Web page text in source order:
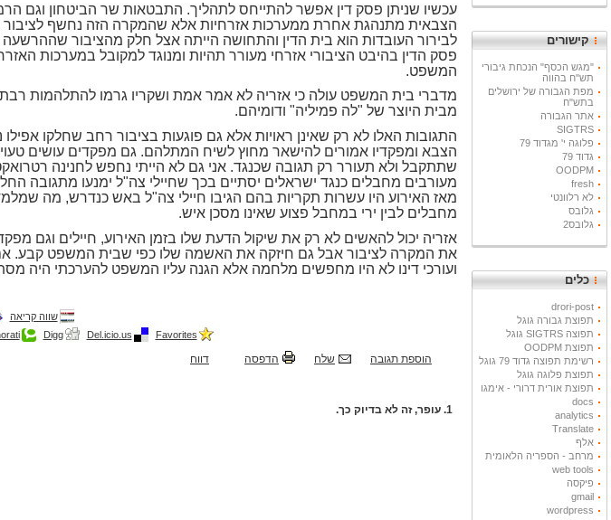
קישורים
"מגש הכסף" הנכחת גיבורי
תש"ח בהווה
מפת הגבורה של ירושלים
בתש"ח
אתר הגבורה
SIGTRS
פלוגה י' מגדוד 79
גדוד 79
OODPM
fresh
לא רלוונטי
גלובס
גלובס2
כלים
drori-post
תפוצת גבורה גוגל
תפוצה SIGTRS גוגל
תפוצת OODPM
רשימת תפוצה גדוד 79 גוגל
תפוצת פלוגה גוגל
תפוצת אורית דרורי - אימגו
docs
analytics
Translate
אלף
מרחב - הספריה הלאומית
web tools
פיקסה
gmail
wordpress
עכשיו שניתן פסק דין אפשר להתייחס לתהליך. התבטאות שר הביטחון וגם
הצבאית מתנהגת אחרת ממערכות אזרחיות אלא שהמקרה הזה נחשף
לבירור העובדות הוא בית הדין והתחושה הייתה אצל חלק מהציבור
פסק הדין בהיבט הציבורי אזרחי מעורר תהיות ומנוגד למקובל במערכות
המשפט.
מדברי בית המשפט עולה כי אזריה לא אמר אמת ושקריו גרמו להתלהמות
מבית היוצר של "לה פמיליה" ודומיהם.
התגובות האלו לא רק שאינן ראויות אלא גם פוגעות בציבור רחב שחלקו
הצבא ומפקדיו אמורים להישאר מחוץ לשיח המתלהם. גם מפקדים עושים
שתתקבל ולא תעורר רק תגובה שכנגד. אני גם לא הייתי נחפש לחנינה
מעורבים מחבלים כנגד ישראלים יסתיים בכך שחיילי צה"ל ימנעו
מאז האירוע היו עשרות תקריות בהם הגיבו חיילי צה"ל באש כנדרש, מה
מחבלים לבין ירי במחבל פצוע שאינו מסכן איש.
אזריה יכול להאשים לא רק את שיקול הדעת שלו בזמן האירוע, חיילים וגם
את המקרה לציבור אבל גם חיזקה את האשמה שלו כפי שבית המשפט
ועורכי דינו לא היו מחפשים מלחמה אלא הגנה עליו המשפט להערכתי היה
שווה קריאה
Favorites
Del.icio.us
Digg
הוספת תגובה שלח הדפסה דווח
1. עופר, זה לא בדיוק כך.